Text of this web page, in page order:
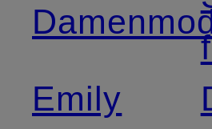
Emily